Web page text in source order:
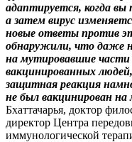
адаптируется, когда вы
а затем вирус
новые ответы против
обнаружили, что даже
на мутировавшие
вакцинированных
защитная реакция
не был вакцинирован
Бхаттачарья, доктор
директор Центра
иммунологической